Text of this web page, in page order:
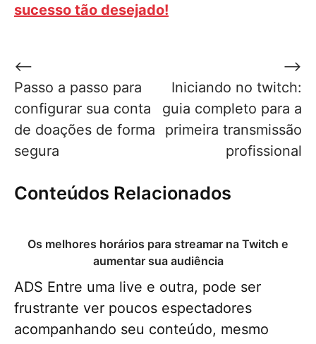
sucesso tão desejado!
Navegação
de
Post
⟵
Passo a passo para
configurar sua conta
de doações de forma
segura
Iniciando no twitch:
guia completo para a
primeira transmissão
profissional
⟶
Conteúdos Relacionados
Os melhores horários para streamar na Twitch e
aumentar sua audiência
ADS Entre uma live e outra, pode ser
frustrante ver poucos espectadores
acompanhando seu conteúdo, mesmo